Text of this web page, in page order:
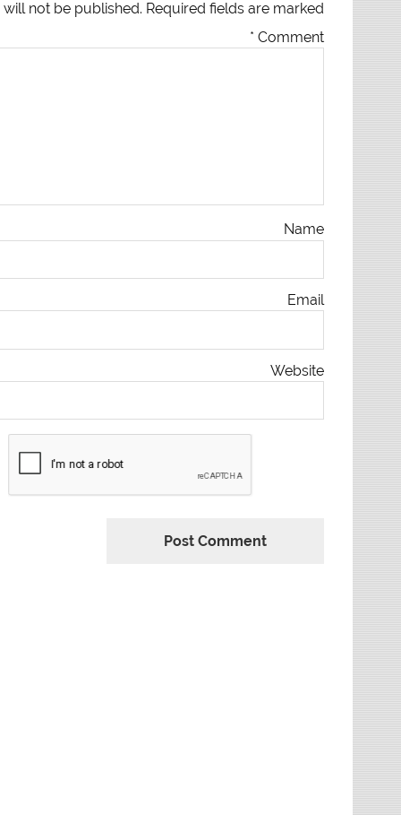
not be published. Required fields are marked
Comment
*
Name
Email
Website